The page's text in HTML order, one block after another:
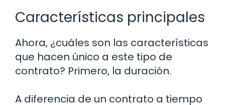
Características principales
Ahora, ¿cuáles son las características
que hacen único a este tipo de
contrato? Primero, la duración.
A diferencia de un contrato a tiempo